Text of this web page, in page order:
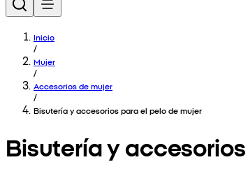
Inicio
/
Mujer
/
Accesorios de mujer
/
Bisutería y accesorios para el pelo de mujer
Bisutería y